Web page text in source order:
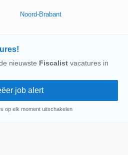
Noord-Brabant
nieuwste Fiscalist vacatures in
op elk moment uitschakelen